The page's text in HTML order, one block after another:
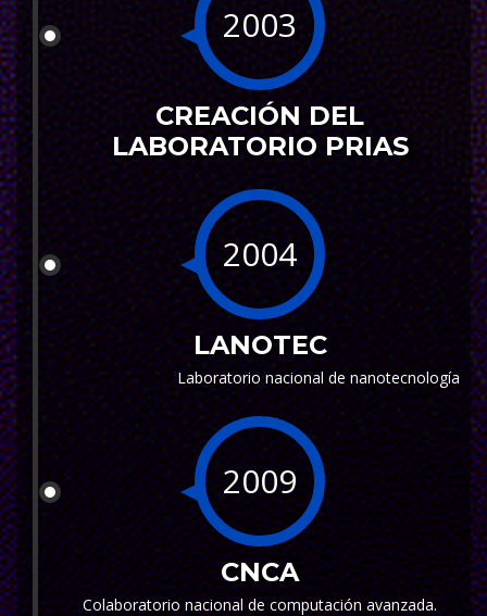
2003
CREACIÓN DEL
LABORATORIO PRIAS
2004
LANOTEC
Laboratorio nacional de nanotecnología
2009
CNCA
Colaboratorio nacional de computación avanzada.